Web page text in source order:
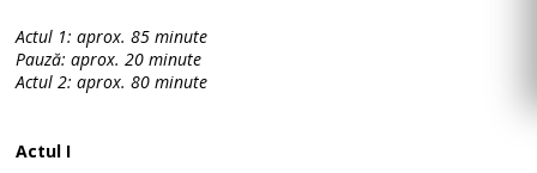
Actul 1: aprox. 85 minute
Pauză: aprox. 20 minute
Actul 2: aprox. 80 minute
Actul I